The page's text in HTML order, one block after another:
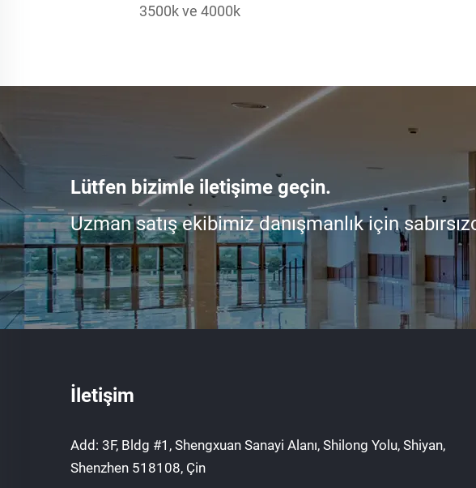
3500k ve 4000k
Lütfen bizimle iletişime geçin.
Uzman satış ekibimiz danışmanlık için
İletişim
Add: 3F, Bldg #1, Shengxuan Sanayi Alanı, Shilong Yolu, Shiyan,
Shenzhen 518108, Çin